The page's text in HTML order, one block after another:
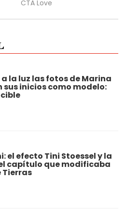
la luz las fotos de Marina
sus inicios como modelo:
el efecto Tini Stoessel y la
capítulo que modificaba
Tierras